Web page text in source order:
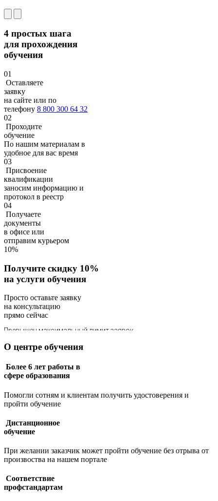
4 простых шага
для прохождения
обучения
01
Оставляете
заявку
на сайте или по
телефону 8 800 300 64 32
02
Проходите
обучение
По нашим материалам в
удобное для вас время
03
Присвоение
квалификации
заносим информацию и
протокол в реестр
04
Получаете
документы
в офисе или
отправим курьером
10%
Получите скидку 10%
на услуги обучения
Просто оставьте заявку
на консультацию
прямо сейчас
О центре обучения
Более 6 лет работы в
сфере образования
Помогли сотням и клиентам получить удостоверения и
пройти обучение
Дистанционное
обучение
При желании заказчик может пройти обучение без отрыва от
произвоства на нашем портале
Соответствие
профстандартам